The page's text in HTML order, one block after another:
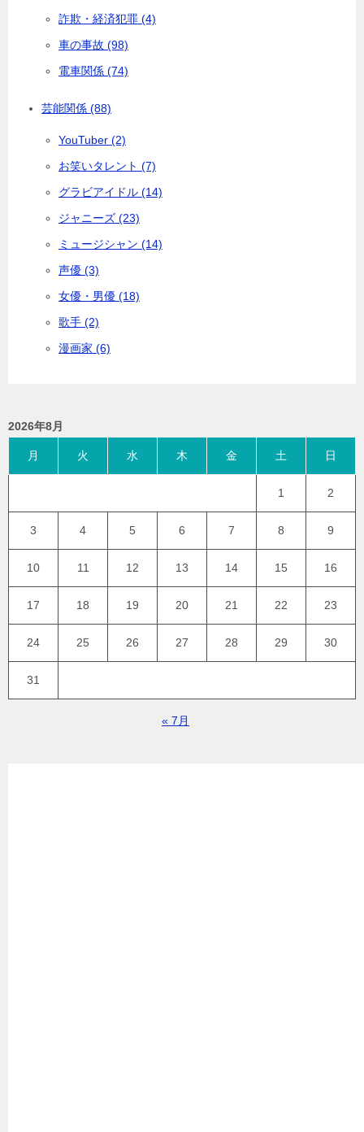
詐欺・経済犯罪 (4)
車の事故 (98)
電車関係 (74)
芸能関係 (88)
YouTuber (2)
お笑いタレント (7)
グラビアイドル (14)
ジャニーズ (23)
ミュージシャン (14)
声優 (3)
女優・男優 (18)
歌手 (2)
漫画家 (6)
2026年8月
月 火 水 木 金 土 日
1 2
3 4 5 6 7 8 9
10 11 12 13 14 15 16
17 18 19 20 21 22 23
24 25 26 27 28 29 30
31
« 7月